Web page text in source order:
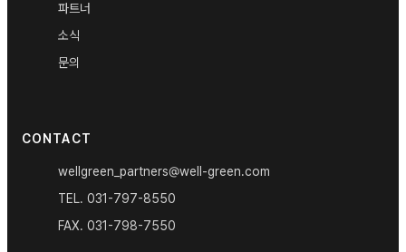
파트너
소식
문의
CONTACT
wellgreen_partners@well-green.com
TEL. 031-797-8550
FAX. 031-798-7550